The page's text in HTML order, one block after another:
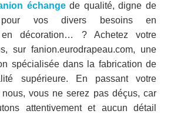
me
nu
échangede qualité, digne de
vos divers besoins en
en décoration… ? Achetez votre
sur fanion.eurodrapeau.com, une
spécialisée dans la fabrication de
supérieure. En passant votre
vous ne serez pas déçus, car
attentivement et aucun détail